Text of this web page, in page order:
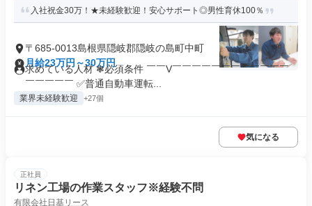
入社祝金30万！★未経験歓迎！安心サポート◎男性育休100％
〒685-0013島根県隠岐郡隠岐の島町中町
月給23万円～30万円
求めている人材 ❃必須条件 ￣￣V￣￣￣￣￣￣￣￣￣￣￣￣
￣￣￣￣￣ ✅普通自動車運転...
業界未経験歓迎 +27個
気になる
正社員
リネン工場の作業スタッフ※経験不問
有限会社日基リース